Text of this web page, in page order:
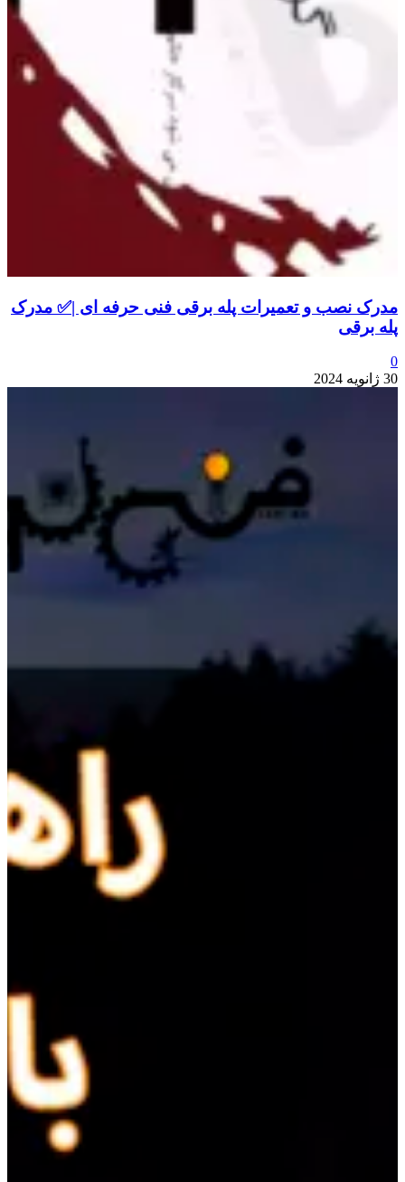
مدرک نصب و تعمیرات پله برقی فنی حرفه ای |✅ مدرک
پله برقی
0
30 ژانویه 2024